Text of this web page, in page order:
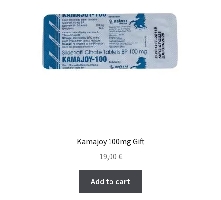
Kamajoy 100mg Gift
19,00 €
Add to cart